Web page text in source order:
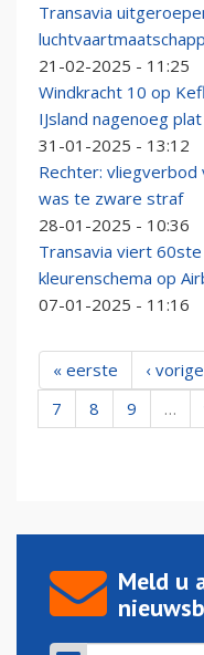
Transavia
21-02-2025 - 11:25
Windkracht 10 op
IJsland nagenoeg plat
31-01-2025 - 13:12
Rechter:
was te zware straf
28-01-2025 - 10:36
Transavia viert
kleurenschema op
07-01-2025 - 11:16
« eerste ‹ vorige
7
8 9 …
Meld u